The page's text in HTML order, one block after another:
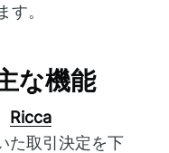
す。
な機能
Ricca
た取引決定を下